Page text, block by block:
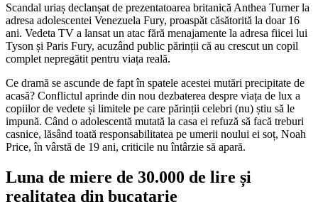
Scandal uriaș declanșat de prezentatoarea britanică Anthea Turner la
adresa adolescentei Venezuela Fury, proaspăt căsătorită la doar 16
ani. Vedeta TV a lansat un atac fără menajamente la adresa fiicei lui
Tyson și Paris Fury, acuzând public părinții că au crescut un copil
complet nepregătit pentru viața reală.
Ce dramă se ascunde de fapt în spatele acestei mutări precipitate de
acasă? Conflictul aprinde din nou dezbaterea despre viața de lux a
copiilor de vedete și limitele pe care părinții celebri (nu) știu să le
impună. Când o adolescentă mutată la casa ei refuză să facă treburi
casnice, lăsând toată responsabilitatea pe umerii noului ei soț, Noah
Price, în vârstă de 19 ani, criticile nu întârzie să apară.
Luna de miere de 30.000 de lire și
realitatea din bucatarie